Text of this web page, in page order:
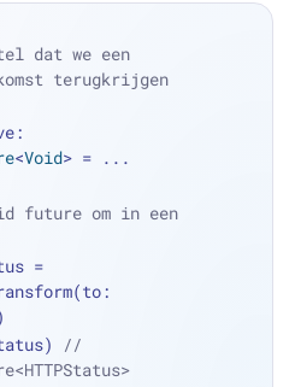
dat we een
terugkrijgen
<Void> = ...
future om in een
=
//